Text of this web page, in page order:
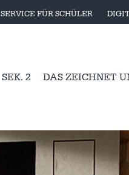
SERVICE FÜR SCHÜLER
SEK. 2 DAS ZEICHNET